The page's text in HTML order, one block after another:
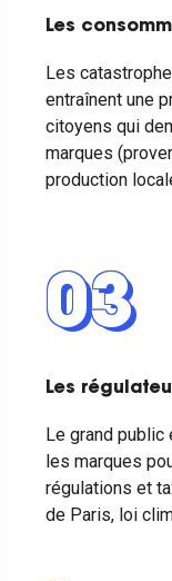
Les
Les
entraînent une
citoyens qui
marques
production
03
Les
Le grand
les marques
régulations et
de Paris, loi